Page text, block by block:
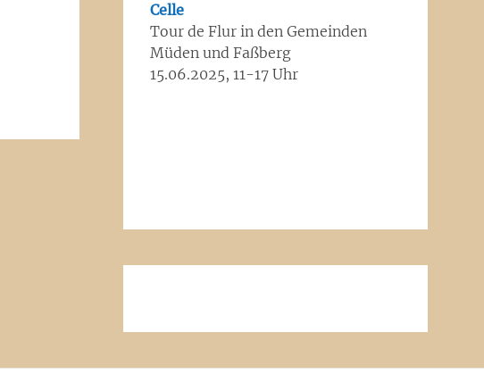
Celle
Tour de Flur in den Gemeinden
Müden und Faßberg
15.06.2025, 11-17 Uhr